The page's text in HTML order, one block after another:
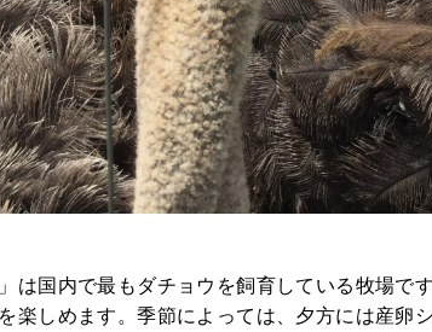
HOME
は国内で最もダチョウを飼育している牧場で
楽しめます。季節によっては、夕方には産卵